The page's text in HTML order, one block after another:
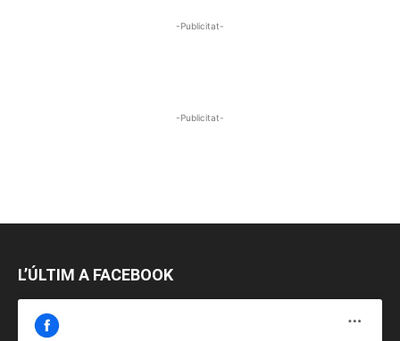
-Publicitat-
-Publicitat-
L’ÚLTIM A FACEBOOK